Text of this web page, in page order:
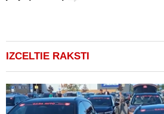
IZCELTIE RAKSTI